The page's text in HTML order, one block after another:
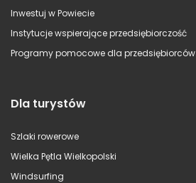
Inwestuj w Powiecie
Instytucje wspierające przedsiębiorczość
Programy pomocowe dla przedsiębiorców
Dla turystów
Szlaki rowerowe
Wielka Pętla Wielkopolski
Windsurfing